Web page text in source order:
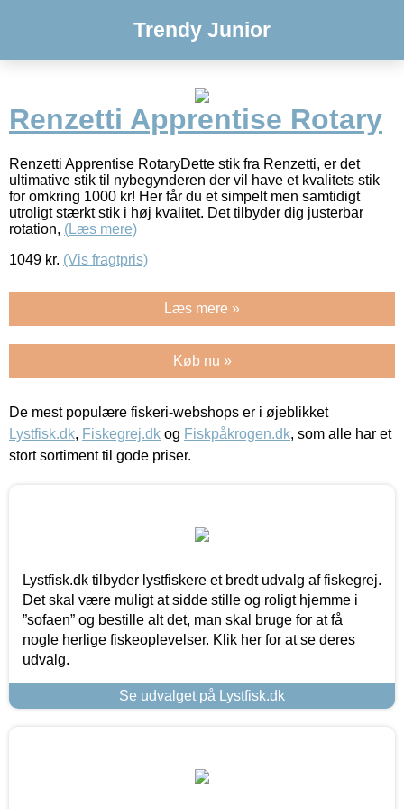
Trendy Junior
Renzetti Apprentise Rotary
Renzetti Apprentise RotaryDette stik fra Renzetti, er det
ultimative stik til nybegynderen der vil have et kvalitets stik
for omkring 1000 kr! Her får du et simpelt men samtidigt
utroligt stærkt stik i høj kvalitet. Det tilbyder dig justerbar
rotation, (Læs mere)
1049 kr. (Vis fragtpris)
Læs mere »
Køb nu »
De mest populære fiskeri-webshops er i øjeblikket
Lystfisk.dk, Fiskegrej.dk og Fiskpåkrogen.dk, som alle har et
stort sortiment til gode priser.
Lystfisk.dk tilbyder lystfiskere et bredt udvalg af fiskegrej.
Det skal være muligt at sidde stille og roligt hjemme i
”sofaen” og bestille alt det, man skal bruge for at få
nogle herlige fiskeoplevelser. Klik her for at se deres
udvalg.
Se udvalget på Lystfisk.dk